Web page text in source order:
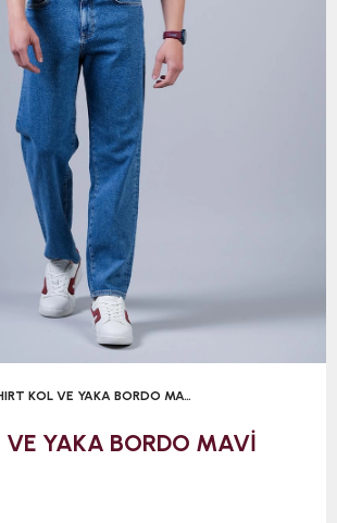
TSHIRT KOL VE YAKA BORDO MAVİ RİBANALI
VE YAKA BORDO MAVİ